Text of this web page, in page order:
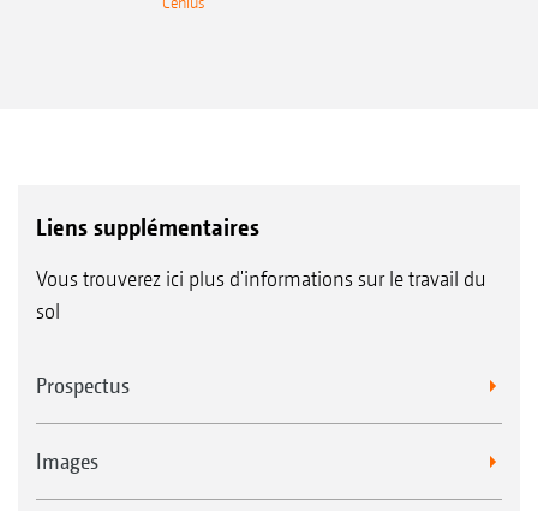
Liens supplémentaires
Vous trouverez ici plus d'informations sur le travail du
sol
Prospectus
Images